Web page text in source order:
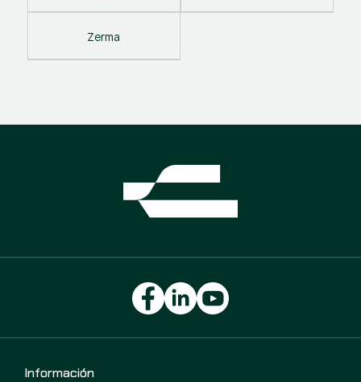
Zerma
Información